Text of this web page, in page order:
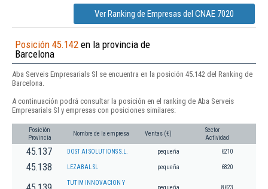
Ver Ranking de Empresas del CNAE 7020
Posición 45.142 en la provincia de
Barcelona
Aba Serveis Empresarials Sl se encuentra en la posición 45.142 del Ranking de
Barcelona.
A continuación podrá consultar la posición en el ranking de Aba Serveis
Empresarials Sl y empresas con posiciones similares:
Posición
Provincia
Nombre de la empresa Ventas (€)
Sector
Actividad
45.137 DOST AI SOLUTIONS S.L. pequeña 6210
45.138 LEZABAL SL pequeña 6820
TUTIM INNOVACION Y